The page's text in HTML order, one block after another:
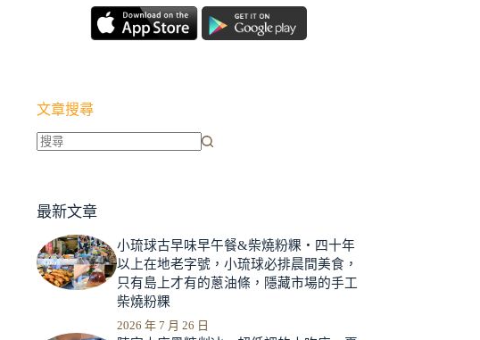
文章搜尋
到
合
條
最新文章
小琉球古早味早午餐&柴燒粉粿‧四十年
以上在地老字號，小琉球必排晨間美食，
只有島上才有的蔥油條，隱藏市場的手工
柴燒粉粿
2026 年 7 月 26 日